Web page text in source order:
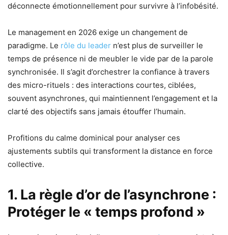
déconnecte émotionnellement pour survivre à l’infobésité.
Le management en 2026 exige un changement de
paradigme. Le rôle du leader n’est plus de surveiller le
temps de présence ni de meubler le vide par de la parole
synchronisée. Il s’agit d’orchestrer la confiance à travers
des micro-rituels : des interactions courtes, ciblées,
souvent asynchrones, qui maintiennent l’engagement et la
clarté des objectifs sans jamais étouffer l’humain.
Profitions du calme dominical pour analyser ces
ajustements subtils qui transforment la distance en force
collective.
1. La règle d’or de l’asynchrone :
Protéger le « temps profond »